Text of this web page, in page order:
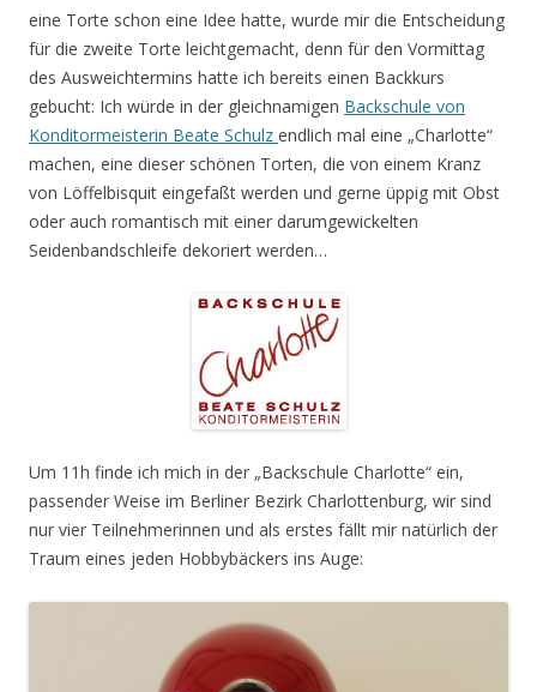
eine Torte schon eine Idee hatte, wurde mir die Entscheidung
für die zweite Torte leichtgemacht, denn für den Vormittag
des Ausweichtermins hatte ich bereits einen Backkurs
gebucht: Ich würde in der gleichnamigen Backschule von
Konditormeisterin Beate Schulz endlich mal eine „Charlotte“
machen, eine dieser schönen Torten, die von einem Kranz
von Löffelbisquit eingefaßt werden und gerne üppig mit Obst
oder auch romantisch mit einer darumgewickelten
Seidenbandschleife dekoriert werden…
Um 11h finde ich mich in der „Backschule Charlotte“ ein,
passender Weise im Berliner Bezirk Charlottenburg, wir sind
nur vier Teilnehmerinnen und als erstes fällt mir natürlich der
Traum eines jeden Hobbybäckers ins Auge: